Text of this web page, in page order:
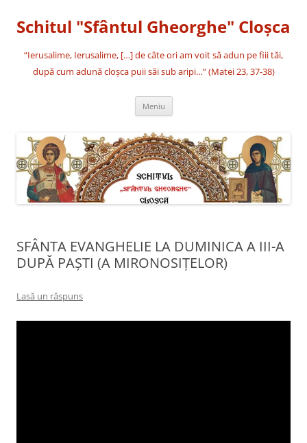
conținut
Schitul "Sfântul Gheorghe" Cloşca
“Ierusalime, Ierusalime, […] de câte ori am voit să adun pe fiii tăi,
după cum adună cloşca puii săi sub aripi…” (Matei 23, 37-38)
Meniu
SFÂNTA EVANGHELIE LA DUMINICA A III-A
DUPĂ PAŞTI (A MIRONOSIȚELOR)
Lasă un răspuns